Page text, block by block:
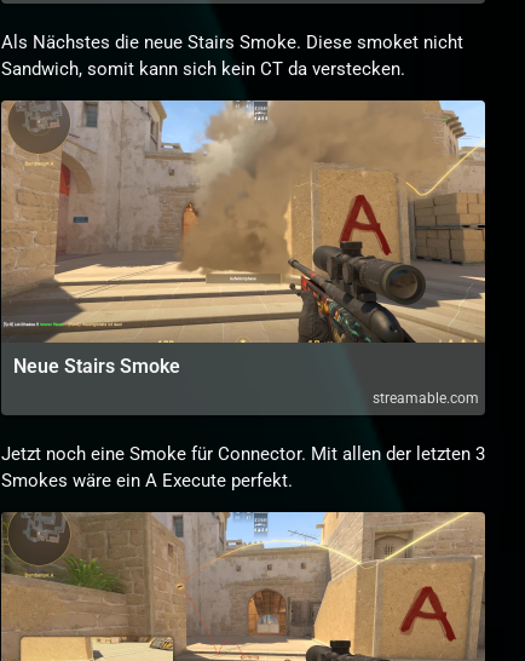
Als Nächstes die neue Stairs Smoke. Diese smoket nicht
Sandwich, somit kann sich kein CT da verstecken.
Neue Stairs Smoke
streamable.com
Jetzt noch eine Smoke für Connector. Mit allen der letzten 3
Smokes wäre ein A Execute perfekt.